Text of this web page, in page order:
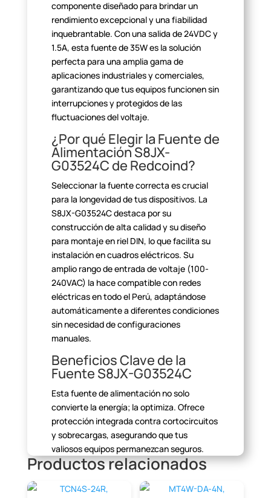
componente diseñado para brindar un
rendimiento excepcionaly una fiabilidad
inquebrantable. Con una salida de 24VDC y
1.5A, esta fuentede 35W es la solución
perfecta para una amplia gama de
aplicacionesindustriales y comerciales,
garantizando que tus equipos funcionen sin
interrupciones y protegidos de las
fluctuaciones del voltaje.
¿Por qué Elegir la Fuente de
Alimentación S8JX-
G03524C de Redcoind?
Seleccionar la fuente correcta es crucial
para la longevidad detus dispositivos. La
S8JX-G03524C destaca por su
construcción de alta calidady su diseño
para montaje en riel DIN, lo que facilita su
instalación encuadros eléctricos. Su
amplio rango de entrada de voltaje (100-
240VAC) la hace compatible con redes
eléctricas en todo el Perú, adaptándose
automáticamentea diferentes condiciones
sin necesidad de configuraciones
manuales.
Beneficios Clave de la
Fuente S8JX-G03524C
Esta fuente de alimentación no solo
convierte la energía; la optimiza. Ofrece
protección integrada contra cortocircuitos
y sobrecargas, asegurando que tus
valiosos equipos permanezcan seguros.
Además, su altaeficiencia energética se
electricidad y una
generación de calor
Productos relacionados